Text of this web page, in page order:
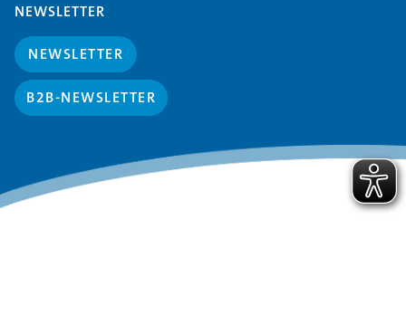
NEWSLETTER
NEWSLETTER
B2B-NEWSLETTER